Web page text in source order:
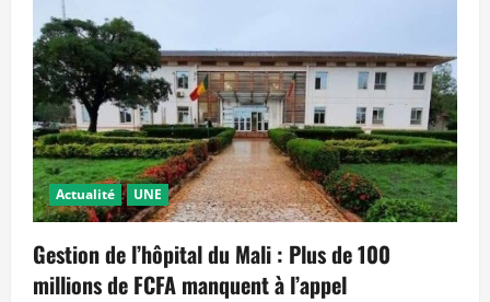
Actualité UNE
Gestion de l’hôpital du Mali : Plus de 100
millions de FCFA manquent à l’appel